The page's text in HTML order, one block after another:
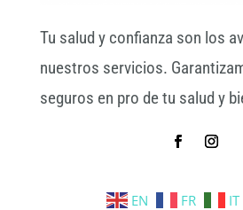
Tu salud y confianza son los
nuestros servicios.
seguros en pro de tu salud y
EN FR IT